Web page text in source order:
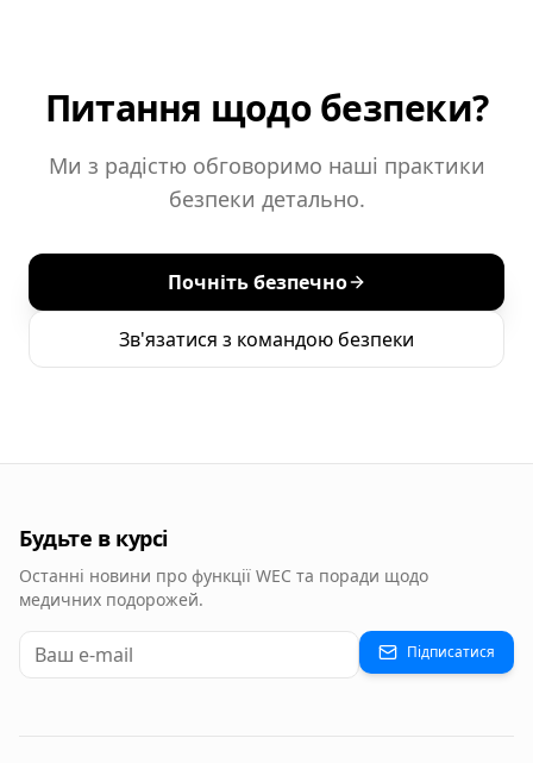
Питання щодо безпеки?
Ми з радістю обговоримо наші практики
безпеки детально.
Почніть безпечно
Зв'язатися з командою безпеки
Будьте в курсі
Останні новини про функції WEC та поради щодо
медичних подорожей.
Підписатися